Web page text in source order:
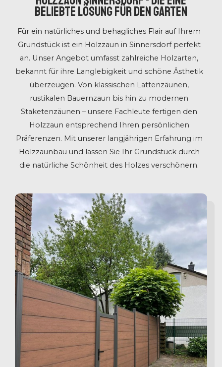
beliebte Lösung für den Garten
Für ein natürliches und behagliches Flair auf Ihrem
Grundstück ist ein Holzzaun in Sinnersdorf perfekt
an. Unser Angebot umfasst zahlreiche Holzarten,
bekannt für ihre Langlebigkeit und schöne Ästhetik
überzeugen. Von klassischen Lattenzäunen,
rustikalen Bauernzaun bis hin zu modernen
Staketenzäunen – unsere Fachleute fertigen den
Holzzaun entsprechend Ihren persönlichen
Präferenzen. Mit unserer langjährigen Erfahrung im
Holzzaunbau und lassen Sie Ihr Grundstück durch
die natürliche Schönheit des Holzes verschönern.